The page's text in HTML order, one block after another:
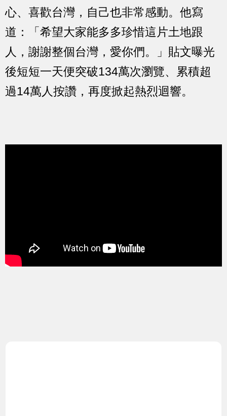
心、喜歡台灣，自己也非常感動。他寫
道：「希望大家能多多珍惜這片土地跟
人，謝謝整個台灣，愛你們。」貼文曝光
後短短一天便突破134萬次瀏覽、累積超
過14萬人按讚，再度掀起熱烈迴響。